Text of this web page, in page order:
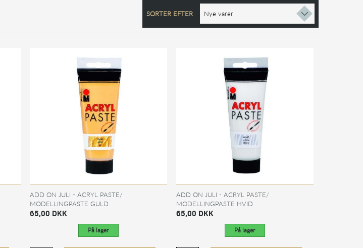
SORTER EFTER
ADD ON JULI - ACRYL PASTE/
MODELLINGPASTE GULD
65,00 DKK
På lager
ADD ON JULI - ACRYL PASTE/
MODELLINGPASTE HVID
65,00 DKK
På lager